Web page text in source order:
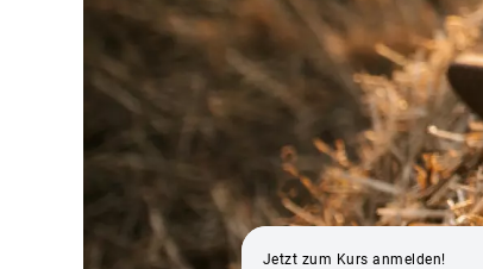
Jetzt zum Kurs anmelden!